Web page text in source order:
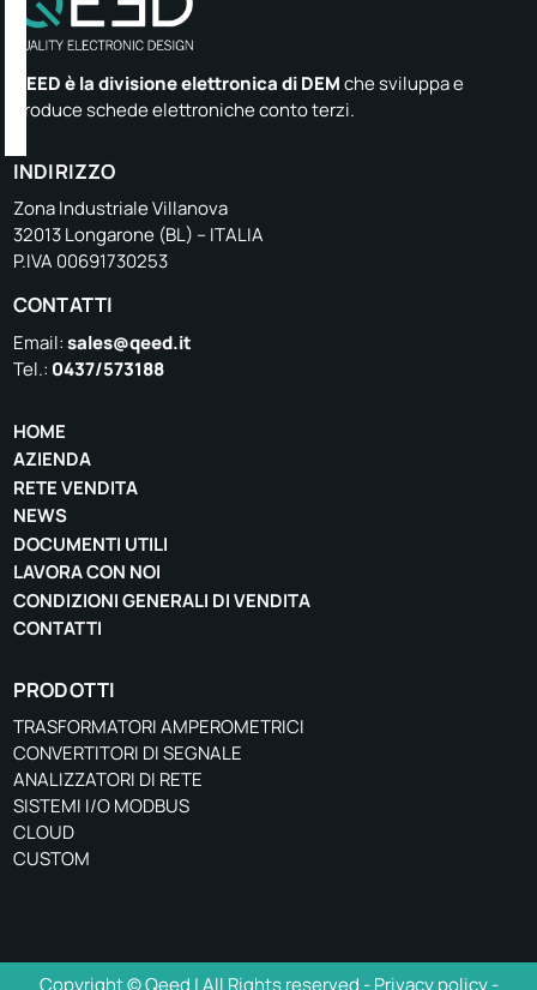
QEED è la divisione elettronica di DEMche sviluppa e
produce schede elettroniche conto terzi.
INDIRIZZO
Zona Industriale Villanova
32013 Longarone (BL) – ITALIA
P.IVA 00691730253
CONTATTI
Email:sales@qeed.it
Tel.: 0437/573188
HOME
AZIENDA
RETE VENDITA
NEWS
DOCUMENTI UTILI
LAVORA CON NOI
CONDIZIONI GENERALI DI VENDITA
CONTATTI
PRODOTTI
TRASFORMATORI AMPEROMETRICI
CONVERTITORI DI SEGNALE
ANALIZZATORI DI RETE
SISTEMI I/O MODBUS
CLOUD
CUSTOM
Copyright © Qeed | All Rights reserved -Privacy policy-